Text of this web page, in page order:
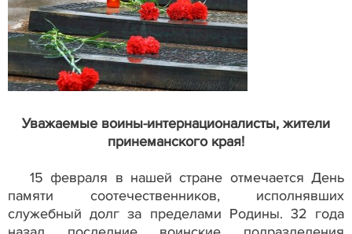
Уважаемые воины-интернационалисты, жители
принеманского края!
15 февраля в нашей стране отмечается День
памяти со­отечественников, исполнявших
служебный долг за пределами Родины. 32 года